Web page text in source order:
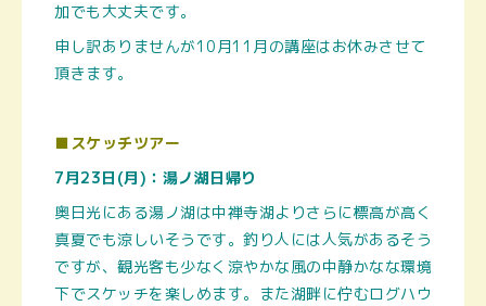
加でも大丈夫です。
申し訳ありませんが10月11月の講座はお休みさせて
頂きます。
■スケッチツアー
7月23日(月)：湯ノ湖日帰り
奥日光にある湯ノ湖は中禅寺湖よりさらに標高が高く
真夏でも涼しいそうです。釣り人には人気があるそう
ですが、観光客も少なく涼やかな風の中静かなな環境
下でスケッチを楽しめます。また湖畔に佇むログハウ